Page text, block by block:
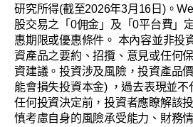
研究所得(截至2026年3月16日)。
股交易之「0佣金」及「0平台費」
惠期限或優惠條件。 本內容並非投
資產品之要約、招攬、意見或任何
資建議。投資涉及風險，投資產品
能會損失投資本金) ，過去表現並
任何投資決定前，投資者應瞭解該
慎考慮自身的風險承受能力、財務